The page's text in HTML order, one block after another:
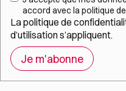
accord avec la politique
Lapolitique de
d’utilisations’appliquent.